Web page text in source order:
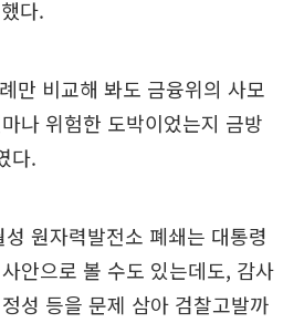
다.
만 비교해 봐도 금융위의 사모
나 위험한 도박이었는지 금방
다.
원자력발전소 폐쇄는 대통령
안으로 볼 수도 있는데도, 감사
성 등을 문제 삼아 검찰고발까